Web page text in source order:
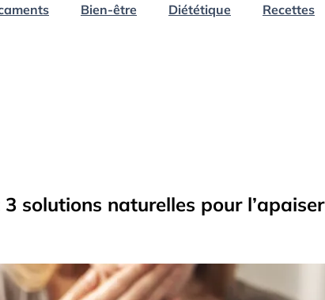
Bien-être Diététique Recettes
solutions naturelles pour l’apaiser